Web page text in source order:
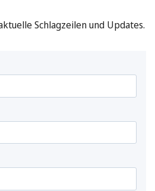
Schlagzeilen und Updates.